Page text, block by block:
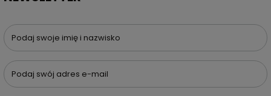
Podaj swoje imię i nazwisko
Podaj swój adres e-mail